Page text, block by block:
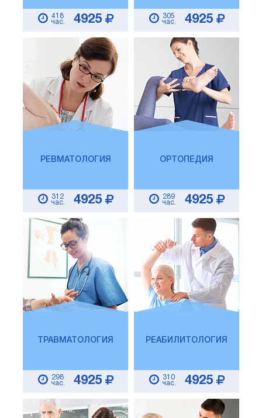
418
час.
4925
305
час.
4925
РЕВМАТОЛОГИЯ
312
час.
4925
ОРТОПЕДИЯ
289
час.
4925
ТРАВМАТОЛОГИЯ
298
час.
4925
РЕАБИЛИТОЛОГИЯ
310
час.
4925